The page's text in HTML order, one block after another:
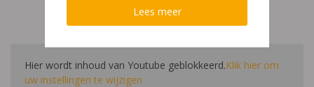
Hier wordt inhoud van Youtube geblokkeerd.Klik hier om
uw instellingen te wijzigen
Lees meer